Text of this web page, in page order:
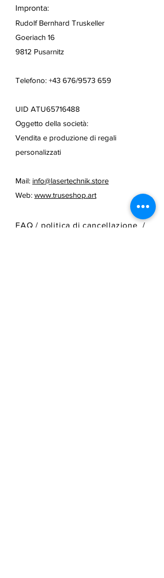
Impronta:
Rudolf Bernhard Truskeller
Goeriach 16
9812 Pusarnitz
Telefono: +43 676/9573 659
UID ATU65716488
Oggetto della società:
Vendita e produzione di regali
personalizzati
Mail: info@lasertechnik.store
Web: www.truseshop.art
FAQ / politica di cancellazione
/